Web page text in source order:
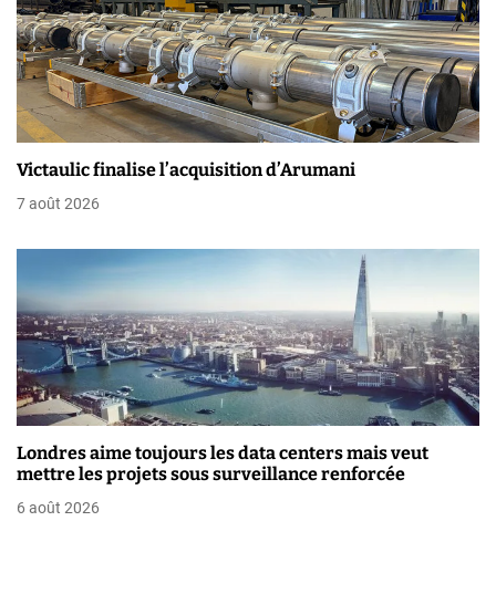
r
t
i
c
l
Victaulic finalise l’acquisition d’Arumani
7 août 2026
Londres aime toujours les data centers mais veut
mettre les projets sous surveillance renforcée
6 août 2026